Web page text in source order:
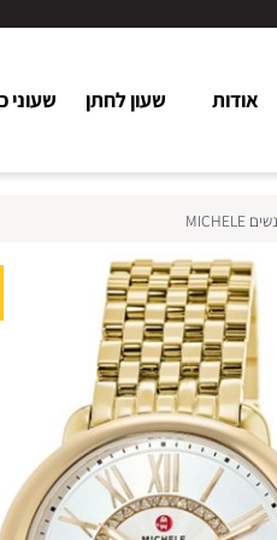
שעון לחתן שעוני כלות